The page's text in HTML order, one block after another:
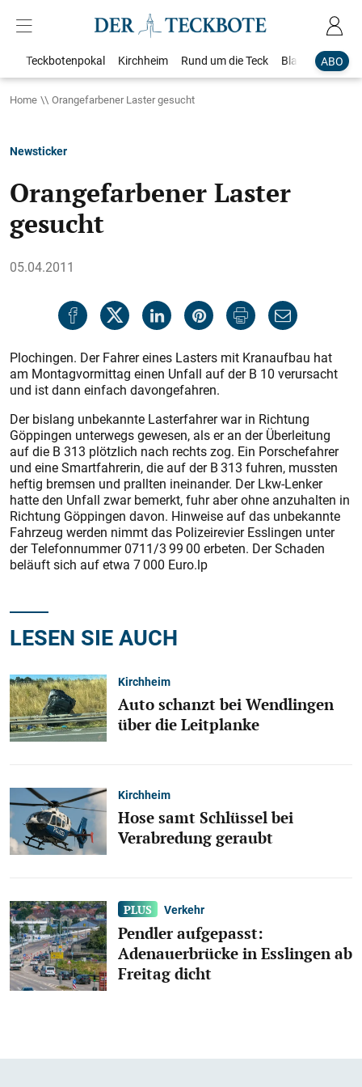
ABO
Teckbotenpokal Kirchheim Rund um die Teck Blaulicht
Home Orangefarbener Laster gesucht
Newsticker
Orangefarbener Laster
gesucht
05.04.2011
Plochingen. Der Fahrer eines Lasters mit Kranaufbau hat
am Montagvormittag einen Unfall auf der B 10 verursacht
und ist dann einfach davongefahren.
Der bislang unbekannte Lasterfahrer war in Richtung
Göppingen unterwegs gewesen, als er an der Überleitung
auf die B 313 plötzlich nach rechts zog. Ein Porschefahrer
und eine Smartfahrerin, die auf der B 313 fuhren, mussten
heftig bremsen und prallten ineinander. Der Lkw-Lenker
hatte den Unfall zwar bemerkt, fuhr aber ohne anzuhalten in
Richtung Göppingen davon. Hinweise auf das unbekannte
Fahrzeug werden nimmt das Polizeirevier Esslingen unter
der Telefonnummer 0711/3 99 00 erbeten. Der Schaden
beläuft sich auf etwa 7 000 Euro.lp
LESEN SIE AUCH
Kirchheim
Auto schanzt bei Wendlingen
über die Leitplanke
Kirchheim
Hose samt Schlüssel bei
Verabredung geraubt
Verkehr
Pendler aufgepasst:
Adenauerbrücke in Esslingen ab
Freitag dicht